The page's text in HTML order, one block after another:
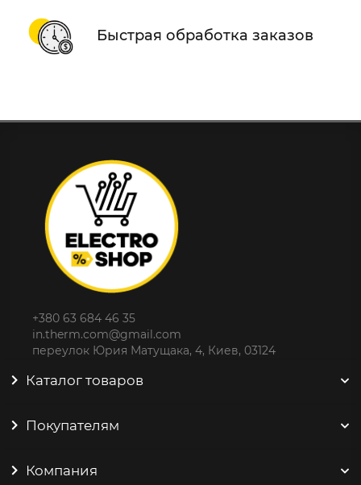
Быстрая обработка заказов
+380 63 684 46 35
in.therm.com@gmail.com
переулок Юрия Матущака, 4, Киев, 03124
Каталог товаров
Покупателям
Компания